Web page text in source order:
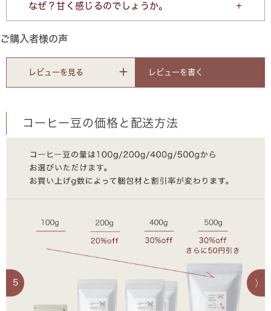
なぜ？甘く感じるのでしょうか。
ご購入者様の声
レビューを見る レビューを書く
コーヒー豆の価格と配送方法
5